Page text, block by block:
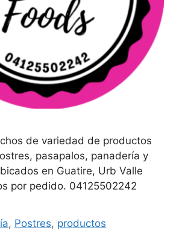
de variedad de productos
pasapalos, panadería y
en Guatire, Urb Valle
por pedido. 04125502242
, Postres, productos